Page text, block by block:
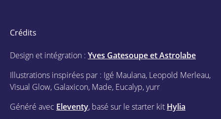
Crédits
Design et intégration : Yves Gatesoupe et Astrolabe
Illustrations inspirées par : Igé Maulana, Leopold Merleau,
Visual Glow, Galaxicon, Made, Eucalyp, yurr
Généré avec Eleventy, basé sur le starter kit Hylia